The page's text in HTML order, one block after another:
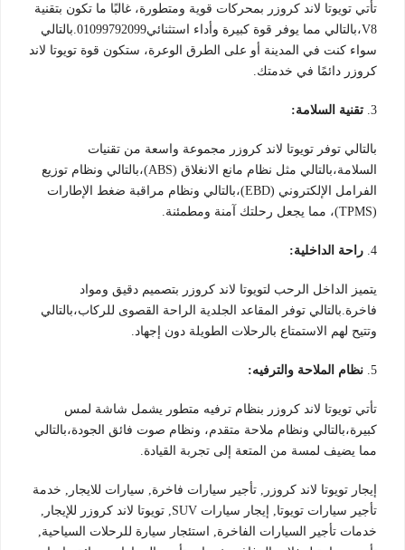
تأتي تويوتا لاند كروزر بمحركات قوية ومتطورة، غالبًا ما تكون بتقنية
V8،بالتالي مما يوفر قوة كبيرة وأداء استثنائي01099792099.بالتالي
سواء كنت في المدينة أو على الطرق الوعرة، ستكون قوة تويوتا لاند
كروزر دائمًا في خدمتك.
3. تقنية السلامة:
بالتالي توفر تويوتا لاند كروزر مجموعة واسعة من تقنيات
السلامة،بالتالي مثل نظام مانع الانغلاق (ABS)،بالتالي ونظام توزيع
الفرامل الإلكتروني (EBD)،بالتالي ونظام مراقبة ضغط الإطارات
(TPMS)، مما يجعل رحلتك آمنة ومطمئنة.
4. راحة الداخلية:
يتميز الداخل الرحب لتويوتا لاند كروزر بتصميم دقيق ومواد
فاخرة.بالتالي توفر المقاعد الجلدية الراحة القصوى للركاب،بالتالي
وتتيح لهم الاستمتاع بالرحلات الطويلة دون إجهاد.
5. نظام الملاحة والترفيه:
تأتي تويوتا لاند كروزر بنظام ترفيه متطور يشمل شاشة لمس
كبيرة،بالتالي ونظام ملاحة متقدم، ونظام صوت فائق الجودة،بالتالي
مما يضيف لمسة من المتعة إلى تجربة القيادة.
إيجار تويوتا لاند كروزر, تأجير سيارات فاخرة, سيارات للايجار, خدمة
تأجير سيارات تويوتا, إيجار سيارات SUV, تويوتا لاند كروزر للإيجار,
خدمات تأجير السيارات الفاخرة, استئجار سيارة للرحلات السياحية,